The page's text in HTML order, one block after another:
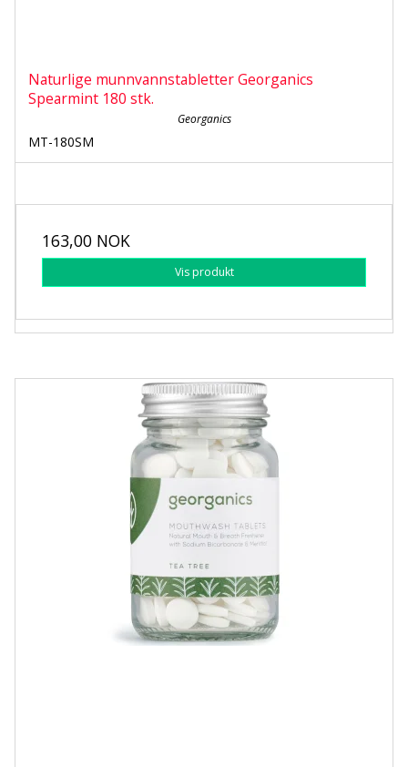
Naturlige munnvannstabletter Georganics
Spearmint 180 stk.
Georganics
MT-180SM
163,00 NOK
Vis produkt